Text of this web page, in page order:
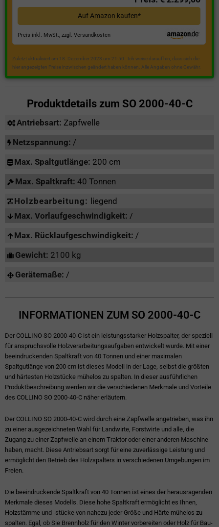
Auf Amazon kaufen*
Preis inkl. MwSt., zzgl. Versandkosten
Zuletzt aktualisiert am 18. Dezember 2023 um 21:50 . Ich weise darauf hin, dass sich die
hier angezeigten Preise inzwischen geändert haben können. Alle Angaben ohne Gewähr.
Produktdetails zum SO 2000-40-C
Antriebsart: Zapfwelle
Netzspannung: /
Max. Spaltgutlänge: 200 cm
Max. Spaltkraft: 40 Tonnen
Holzbearbeitung: liegend
Max. Vorlaufgeschwindigkeit: /
Max. Rücklaufgeschwindigkeit: /
Gewicht: 2100 kg
Gerätemaße: /
INFORMATIONEN ZUM SO 2000-40-C
Der COLLINO SO 2000-40-C ist ein leistungsstarker Holzspalter, der speziell
für anspruchsvolle Holzverarbeitungsaufgaben entwickelt wurde. Mit einer
beeindruckenden Spaltkraft von 40 Tonnen und einer maximalen
Spaltgutlänge von 200 cm ist dieses Modell in der Lage, selbst die größten
und härtesten Holzstücke mühelos zu spalten. In dieser ausführlichen
Produktbeschreibung werden wir die verschiedenen Merkmale und Vorteile
des COLLINO SO 2000-40-C näher erläutern.
Der COLLINO SO 2000-40-C wird durch eine Zapfwelle angetrieben, was ihn
zu einer ausgezeichneten Wahl für Landwirte, Forstwirte und alle, die
Zugang zu einer Zapfwelle an einem Traktor oder einer anderen Maschine
haben, macht. Diese Antriebsart sorgt für eine zuverlässige Leistung und
ermöglicht den Betrieb des Holzspalters in verschiedenen Umgebungen im
Freien.
Die beeindruckende Spaltkraft von 40 Tonnen ist eines der herausragenden
Merkmale dieses Modells. Diese hohe Spaltkraft ermöglicht es Ihnen,
Holzstämme und -stücke von nahezu jeder Größe und Härte mühelos zu
spalten. Egal, ob Sie Brennholz für den Winter vorbereiten oder Holz für Bau-